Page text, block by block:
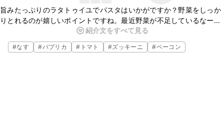
旨みたっぷりのラタトゥイユでパスタはいかがですか？野菜をしっか
りとれるのが嬉しいポイントですね。最近野菜が不足しているなーと
感じている方！ぜひこちらのレシピを参考にしてみてくださいね。
紹介文をすべて見る
#なす #パプリカ # トマト #ズッキーニ #ベーコン